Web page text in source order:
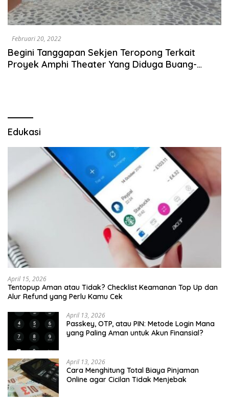
Februari 20, 2022
Begini Tanggapan Sekjen Teropong Terkait
Proyek Amphi Theater Yang Diduga Buang-
Edukasi
April 15, 2026
Tentopup Aman atau Tidak? Checklist Keamanan Top Up dan
Alur Refund yang Perlu Kamu Cek
April 13, 2026
Passkey, OTP, atau PIN: Metode Login Mana
yang Paling Aman untuk Akun Finansial?
April 13, 2026
Cara Menghitung Total Biaya Pinjaman
Online agar Cicilan Tidak Menjebak